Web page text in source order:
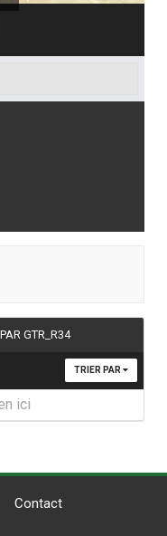
GTR_R34
TRIER PAR
ici
Contact